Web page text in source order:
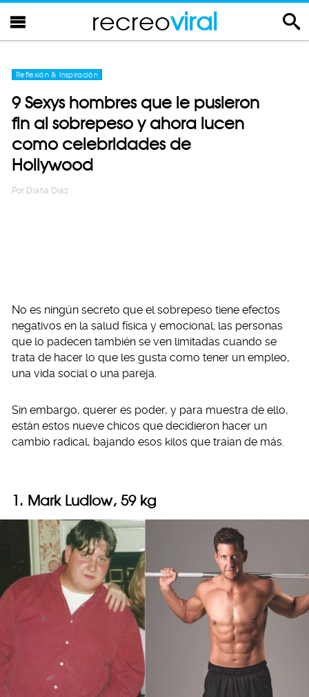
recreoviral
Reflexión & Inspiración
9 Sexys hombres que le pusieron
fin al sobrepeso y ahora lucen
como celebridades de
Hollywood
Por Diana Diaz
No es ningún secreto que el sobrepeso tiene efectos
negativos en la salud física y emocional; las personas
que lo padecen también se ven limitadas cuando se
trata de hacer lo que les gusta como tener un empleo,
una vida social o una pareja.
Sin embargo, querer es poder, y para muestra de ello,
están estos nueve chicos que decidieron hacer un
cambio radical, bajando esos kilos que traían de más.
1. Mark Ludlow, 59 kg